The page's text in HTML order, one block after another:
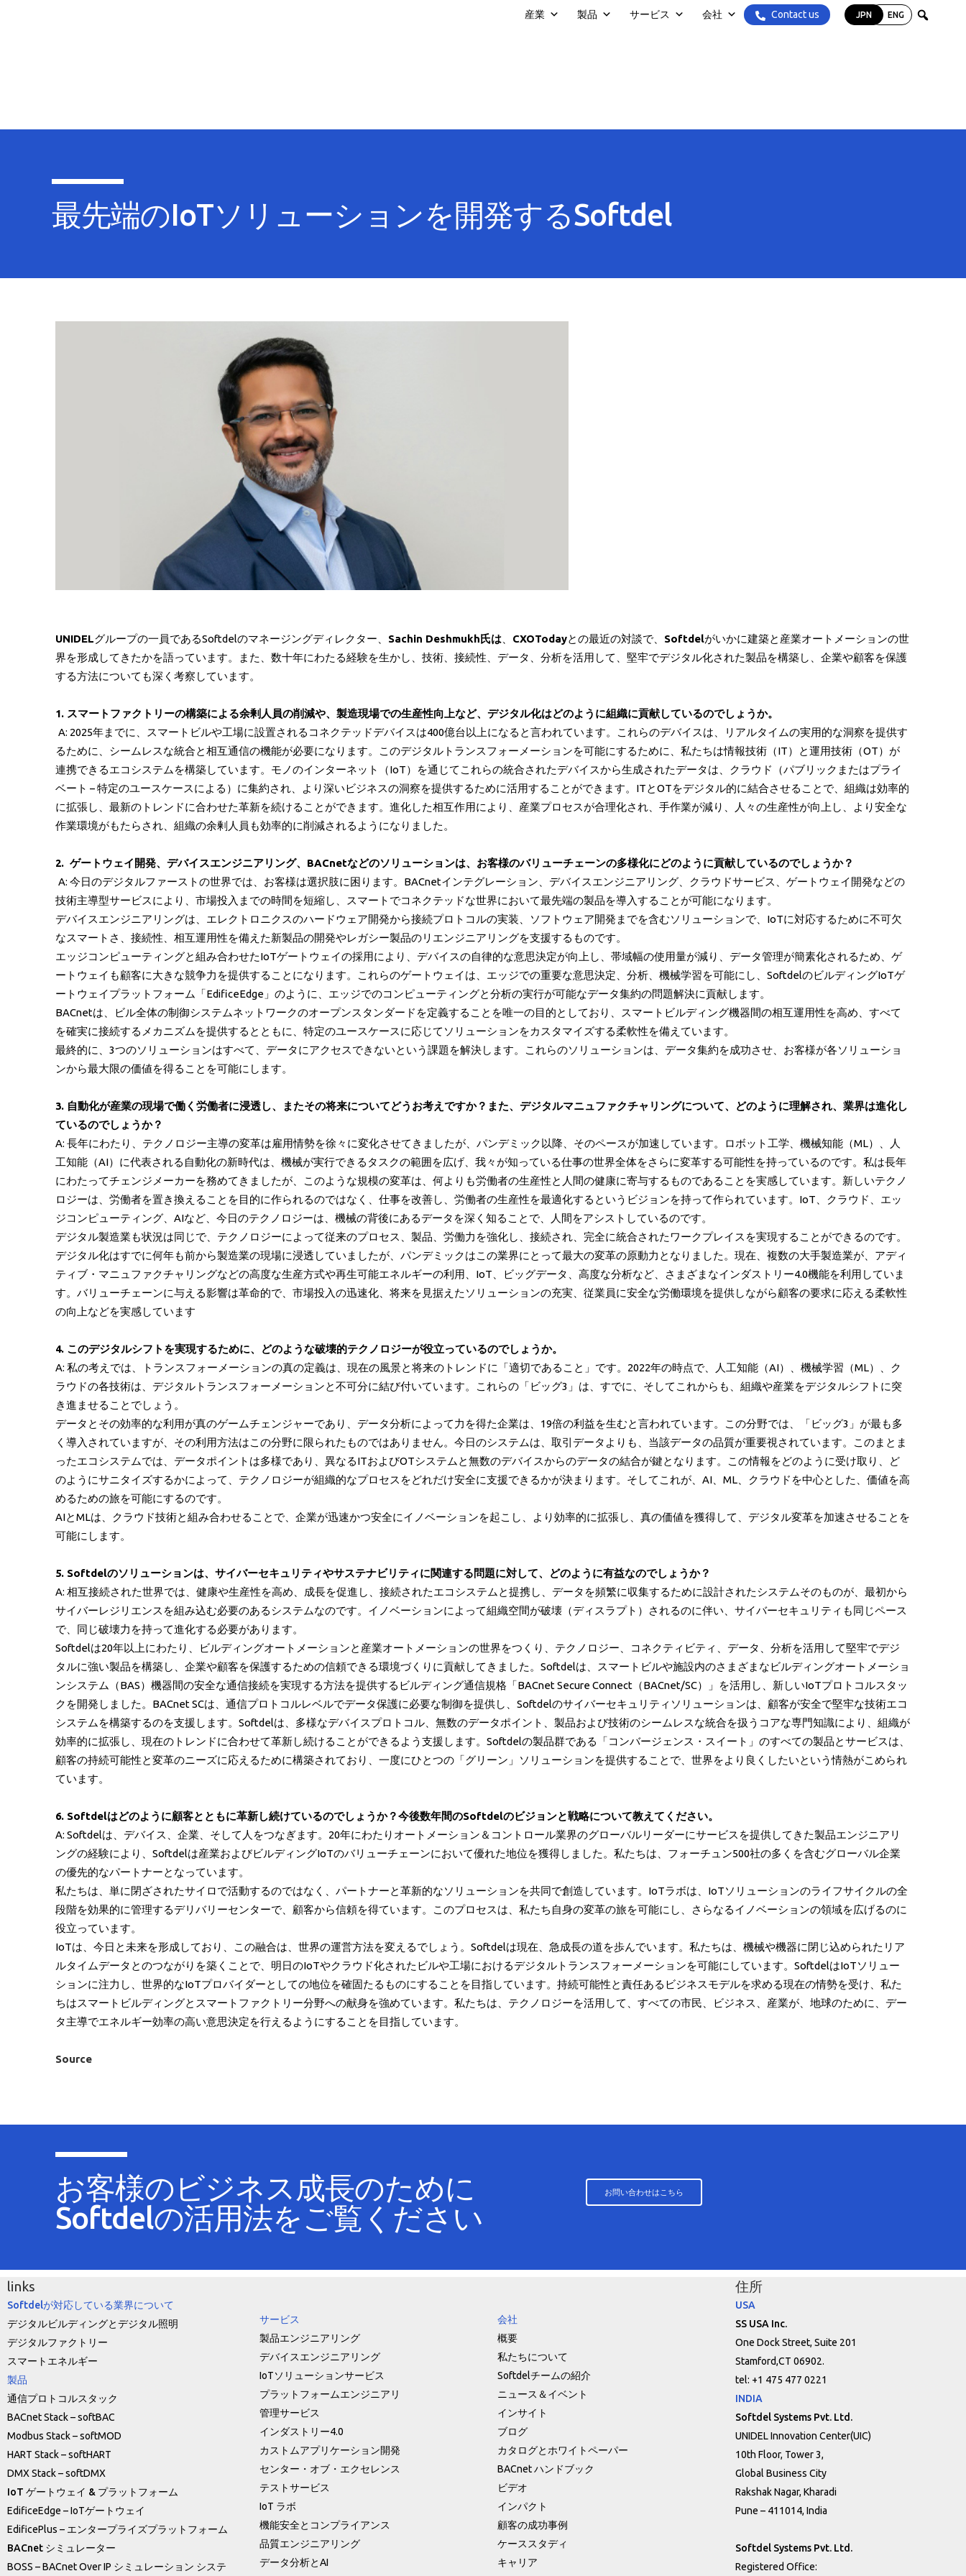
産業 製品 サービス 会社 Contact us JPN ENG
最先端のIoTソリューションを開発するSoftdel
UNIDELグループの一員であるSoftdelのマネージングディレクター、 Sachin Deshmukh氏は CXOTodayとの最近の対談で、 Softdelがいかに建築と産業オートメーションの世
界を形成してきたかを語っています。また、数十年にわたる経験を生かし、技術、接続性、データ、分析を活用して、堅牢でデジタル化された製品を構築し、企業や顧客を保護
する方法についても深く考察しています。
1. スマートファクトリーの構築による余剰人員の削減や、製造現場での生産性向上など、デジタル化はどのように組織に貢献しているのでしょうか。
A: 2025年までに、スマートビルや工場に設置されるコネクテッドデバイスは400億台以上になると言われています。これらのデバイスは、リアルタイムの実用的な洞察を提供す
るために、シームレスな統合と相互通信の機能が必要になります。このデジタルトランスフォーメーションを可能にするために、私たちは情報技術（IT）と運用技術（OT）が
連携できるエコシステムを構築しています。モノのインターネット（IoT）を通じてこれらの統合されたデバイスから生成されたデータは、クラウド（パブリックまたはプライ
ベート – 特定のユースケースによる）に集約され、より深いビジネスの洞察を提供するために活用することができます。ITとOTをデジタル的に結合させることで、組織は効率的
に拡張し、最新のトレンドに合わせた革新を続けることができます。進化した相互作用により、産業プロセスが合理化され、手作業が減り、人々の生産性が向上し、より安全な
作業環境がもたらされ、組織の余剰人員も効率的に削減されるようになりました。
2. ゲートウェイ開発、デバイスエンジニアリング、BACnetなどのソリューションは、お客様のバリューチェーンの多様化にどのように貢献しているのでしょうか？
A: 今日のデジタルファーストの世界では、お客様は選択肢に困ります。BACnetインテグレーション、デバイスエンジニアリング、クラウドサービス、ゲートウェイ開発などの
技術主導型サービスにより、市場投入までの時間を短縮し、スマートでコネクテッドな世界において最先端の製品を導入することが可能になります。
デバイスエンジニアリングは、エレクトロニクスのハードウェア開発から接続プロトコルの実装、ソフトウェア開発までを含むソリューションで、IoTに対応するために不可欠
なスマートさ、接続性、相互運用性を備えた新製品の開発やレガシー製品のリエンジニアリングを支援するものです。
エッジコンピューティングと組み合わせたIoTゲートウェイの採用により、デバイスの自律的な意思決定が向上し、帯域幅の使用量が減り、データ管理が簡素化されるため、ゲ
ートウェイも顧客に大きな競争力を提供することになります。これらのゲートウェイは、エッジでの重要な意思決定、分析、機械学習を可能にし、SoftdelのビルディングIoTゲ
ートウェイプラットフォーム「EdificeEdge」のように、エッジでのコンピューティングと分析の実行が可能なデータ集約の問題解決に貢献します。
BACnetは、ビル全体の制御システムネットワークのオープンスタンダードを定義することを唯一の目的としており、スマートビルディング機器間の相互運用性を高め、すべて
を確実に接続するメカニズムを提供するとともに、特定のユースケースに応じてソリューションをカスタマイズする柔軟性を備えています。
最終的に、3つのソリューションはすべて、データにアクセスできないという課題を解決します。これらのソリューションは、データ集約を成功させ、お客様が各ソリューショ
ンから最大限の価値を得ることを可能にします。
3. 自動化が産業の現場で働く労働者に浸透し、またその将来についてどうお考えですか？また、デジタルマニュファクチャリングについて、どのように理解され、業界は進化し
ているのでしょうか？
A: 長年にわたり、テクノロジー主導の変革は雇用情勢を徐々に変化させてきましたが、パンデミック以降、そのペースが加速しています。ロボット工学、機械知能（ML）、人
工知能（AI）に代表される自動化の新時代は、機械が実行できるタスクの範囲を広げ、我々が知っている仕事の世界全体をさらに変革する可能性を持っているのです。私は長年
にわたってチェンジメーカーを務めてきましたが、このような規模の変革は、何よりも労働者の生産性と人間の健康に寄与するものであることを実感しています。新しいテクノ
ロジーは、労働者を置き換えることを目的に作られるのではなく、仕事を改善し、労働者の生産性を最適化するというビジョンを持って作られています。IoT、クラウド、エッ
ジコンピューティング、AIなど、今日のテクノロジーは、機械の背後にあるデータを深く知ることで、人間をアシストしているのです。
デジタル製造業も状況は同じで、テクノロジーによって従来のプロセス、製品、労働力を強化し、接続され、完全に統合されたワークプレイスを実現することができるのです。
デジタル化はすでに何年も前から製造業の現場に浸透していましたが、パンデミックはこの業界にとって最大の変革の原動力となりました。現在、複数の大手製造業が、アディ
ティブ・マニュファクチャリングなどの高度な生産方式や再生可能エネルギーの利用、IoT、ビッグデータ、高度な分析など、さまざまなインダストリー4.0機能を利用していま
す。バリューチェーンに与える影響は革命的で、市場投入の迅速化、将来を見据えたソリューションの充実、従業員に安全な労働環境を提供しながら顧客の要求に応える柔軟性
の向上などを実感しています
4. このデジタルシフトを実現するために、どのような破壊的テクノロジーが役立っているのでしょうか。
A: 私の考えでは、トランスフォーメーションの真の定義は、現在の風景と将来のトレンドに「適切であること」です。2022年の時点で、人工知能（AI）、機械学習（ML）、ク
ラウドの各技術は、デジタルトランスフォーメーションと不可分に結び付いています。これらの「ビッグ3」は、すでに、そしてこれからも、組織や産業をデジタルシフトに突
き進ませることでしょう。
データとその効率的な利用が真のゲームチェンジャーであり、データ分析によって力を得た企業は、19倍の利益を生むと言われています。この分野では、「ビッグ3」が最も多
く導入されていますが、その利用方法はこの分野に限られたものではありません。今日のシステムは、取引データよりも、当該データの品質が重要視されています。このまとま
ったエコシステムでは、データポイントは多様であり、異なるITおよびOTシステムと無数のデバイスからのデータの結合が鍵となります。この情報をどのように受け取り、ど
のようにサニタイズするかによって、テクノロジーが組織的なプロセスをどれだけ安全に支援できるかが決まります。そしてこれが、AI、ML、クラウドを中心とした、価値を高
めるための旅を可能にするのです。
AIとMLは、クラウド技術と組み合わせることで、企業が迅速かつ安全にイノベーションを起こし、より効率的に拡張し、真の価値を獲得して、デジタル変革を加速させることを
可能にします。
5. Softdelのソリューションは、サイバーセキュリティやサステナビリティに関連する問題に対して、どのように有益なのでしょうか？
A: 相互接続された世界では、健康や生産性を高め、成長を促進し、接続されたエコシステムと提携し、データを頻繁に収集するために設計されたシステムそのものが、最初から
サイバーレジリエンスを組み込む必要のあるシステムなのです。イノベーションによって組織空間が破壊（ディスラプト）されるのに伴い、サイバーセキュリティも同じペース
で、同じ破壊力を持って進化する必要があります。
Softdelは20年以上にわたり、ビルディングオートメーションと産業オートメーションの世界をつくり、テクノロジー、コネクティビティ、データ、分析を活用して堅牢でデジ
タルに強い製品を構築し、企業や顧客を保護するための信頼できる環境づくりに貢献してきました。Softdelは、スマートビルや施設内のさまざまなビルディングオートメーショ
ンシステム（BAS）機器間の安全な通信接続を実現する方法を提供するビルディング通信規格「BACnet Secure Connect（BACnet/SC）」を活用し、新しいIoTプロトコルスタッ
クを開発しました。BACnet SCは、通信プロトコルレベルでデータ保護に必要な制御を提供し、Softdelのサイバーセキュリティソリューションは、顧客が安全で堅牢な技術エコ
システムを構築するのを支援します。Softdelは、多様なデバイスプロトコル、無数のデータポイント、製品および技術のシームレスな統合を扱うコアな専門知識により、組織が
効率的に拡張し、現在のトレンドに合わせて革新し続けることができるよう支援します。Softdelの製品群である「コンバージェンス・スイート」のすべての製品とサービスは、
顧客の持続可能性と変革のニーズに応えるために構築されており、一度にひとつの「グリーン」ソリューションを提供することで、世界をより良くしたいという情熱がこめられ
ています。
6. Softdelはどのように顧客とともに革新し続けているのでしょうか？今後数年間のSoftdelのビジョンと戦略について教えてください。
A: Softdelは、デバイス、企業、そして人をつなぎます。20年にわたりオートメーション＆コントロール業界のグローバルリーダーにサービスを提供してきた製品エンジニアリ
ングの経験により、Softdelは産業およびビルディングIoTのバリューチェーンにおいて優れた地位を獲得しました。私たちは、フォーチュン500社の多くを含むグローバル企業
の優先的なパートナーとなっています。
私たちは、単に閉ざされたサイロで活動するのではなく、パートナーと革新的なソリューションを共同で創造しています。IoTラボは、IoTソリューションのライフサイクルの全
段階を効果的に管理するデリバリーセンターで、顧客から信頼を得ています。このプロセスは、私たち自身の変革の旅を可能にし、さらなるイノベーションの領域を広げるのに
役立っています。
IoTは、今日と未来を形成しており、この融合は、世界の運営方法を変えるでしょう。Softdelは現在、急成長の道を歩んでいます。私たちは、機械や機器に閉じ込められたリア
ルタイムデータとのつながりを築くことで、明日のIoTやクラウド化されたビルや工場におけるデジタルトランスフォーメーションを可能にしています。SoftdelはIoTソリュー
ションに注力し、世界的なIoTプロバイダーとしての地位を確固たるものにすることを目指しています。持続可能性と責任あるビジネスモデルを求める現在の情勢を受け、私た
ちはスマートビルディングとスマートファクトリー分野への献身を強めています。私たちは、テクノロジーを活用して、すべての市民、ビジネス、産業が、地球のために、デー
タ主導でエネルギー効率の高い意思決定を行えるようにすることを目指しています。
Source
お客様のビジネス成長のために
Softdelの活用法をご覧ください
お問い合わせはこちら
links
Softdelが対応している業界について
デジタルビルディングとデジタル照明
デジタルファクトリー
スマートエネルギー
製品
通信プロトコルスタック
BACnet Stack – softBAC
Modbus Stack – softMOD
HART Stack – softHART
DMX Stack – softDMX
IoT ゲートウェイ & プラットフォーム
EdificeEdge – IoTゲートウェイ
EdificePlus – エンタープライズプラットフォーム
BACnet シミュレーター
BOSS – BACnet Over IP シミュレーション システ
サービス
製品エンジニアリング
デバイスエンジニアリング
IoTソリューションサービス
プラットフォームエンジニアリ
管理サービス
インダストリー4.0
カストムアプリケーション開発
センター・オブ・エクセレンス
テストサービス
IoT ラボ
機能安全とコンプライアンス
品質エンジニアリング
データ分析とAI
会社
概要
私たちについて
Softdelチームの紹介
ニュース＆イベント
インサイト
ブログ
カタログとホワイトペーパー
BACnet ハンドブック
ビデオ
インパクト
顧客の成功事例
ケーススタディ
キャリア
住所
USA
SS USA Inc.
One Dock Street, Suite 201
Stamford,CT 06902.
tel: +1 475 477 0221
INDIA
Softdel Systems Pvt. Ltd.
UNIDEL Innovation Center(UIC)
10th Floor, Tower 3,
Global Business City
Rakshak Nagar, Kharadi
Pune – 411014, India
Softdel Systems Pvt. Ltd.
Registered Office: